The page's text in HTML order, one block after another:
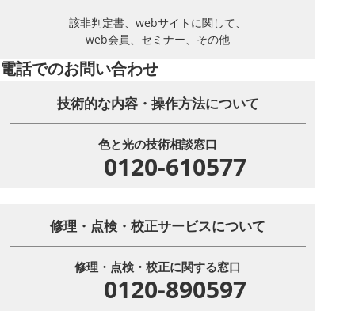
該非判定書、webサイトに関して、
web会員、セミナー、その他
電話でのお問い合わせ
技術的な内容・操作方法について
色と光の技術相談窓口
0120-610577
修理・点検・校正サービスについて
修理・点検・校正に関する窓口
0120-890597